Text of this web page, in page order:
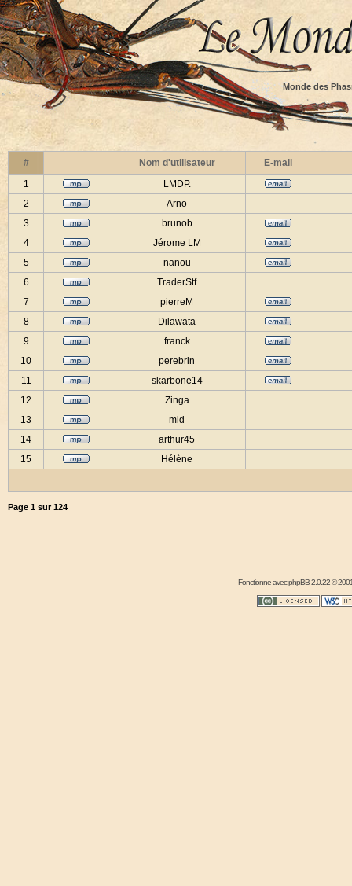
Monde des
# Nom d'utilisateur
E-mail
1
LMDP.
2
Arno
3
brunob
4
Jérome LM
5
nanou
6
TraderStf
7
pierreM
8
Dilawata
9
franck
10
perebrin
11
skarbone14
12
Zinga
13
mid
14
arthur45
15
Hélène
Page 1 sur124
Fonctionne avecphpBB2.0.22 ©